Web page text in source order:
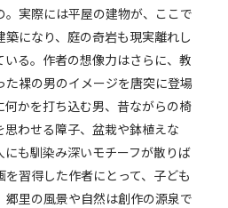
。実際には平屋の建物が、ここで
築になり、庭の奇岩も現実離れし
いる。作者の想像力はさらに、教
た裸の男のイメージを唐突に登場
何かを打ち込む男、昔ながらの椅
思わせる障子、盆栽や鉢植えな
にも馴染み深いモチーフが散りば
習得した作者にとって、子ども
郷里の風景や自然は創作の源泉で